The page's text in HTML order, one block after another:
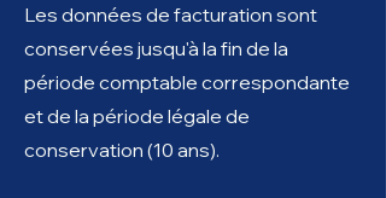
Les données de facturation sont
conservées jusqu'à la fin de la
période comptable correspondante
et de la période légale de
conservation (10 ans).